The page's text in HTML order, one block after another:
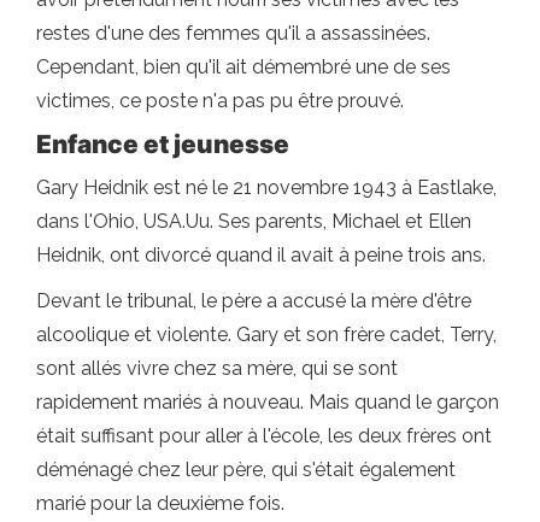
restes d'une des femmes qu'il a assassinées.
Cependant, bien qu'il ait démembré une de ses
victimes, ce poste n'a pas pu être prouvé.
Enfance et jeunesse
Gary Heidnik est né le 21 novembre 1943 à Eastlake,
dans l'Ohio, USA.Uu. Ses parents, Michael et Ellen
Heidnik, ont divorcé quand il avait à peine trois ans.
Devant le tribunal, le père a accusé la mère d'être
alcoolique et violente. Gary et son frère cadet, Terry,
sont allés vivre chez sa mère, qui se sont
rapidement mariés à nouveau. Mais quand le garçon
était suffisant pour aller à l'école, les deux frères ont
déménagé chez leur père, qui s'était également
marié pour la deuxième fois.